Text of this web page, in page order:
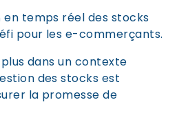
en temps réel des stocks
pour les e-commerçants.
plus dans un contexte
des stocks est
la promesse de